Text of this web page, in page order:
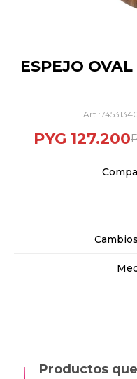
ESPEJO
PYG 127.200
Productos